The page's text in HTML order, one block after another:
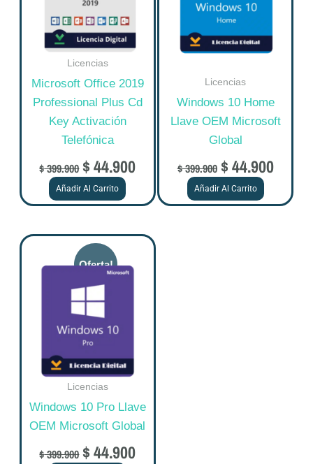
Licencias
Microsoft Office 2019
Professional Plus Cd
Key Activación
Telefónica
$399.900 $44.900
Añadir Al Carrito
Licencias
Windows 10 Home
Llave OEM Microsoft
Global
$399.900 $44.900
Añadir Al Carrito
Licencias
Windows 10 Pro Llave
OEM Microsoft Global
$399.900
Original
price
was:
$ 399.900.
$44.900
Current